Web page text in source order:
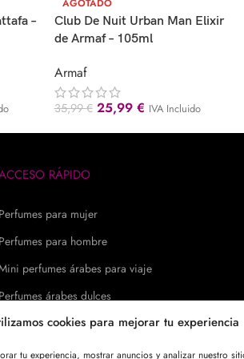
cookies para mejorar tu experiencia
tu experiencia, mostrar anuncios y analizar nuestro
–
AGOTADO
Club De Nuit Urban Man Elixir
de Armaf – 105ml
Armaf
35,99€ 25,99 € IVA Incluido
RÁPIDO
Perfumes para mujer
Perfumes para hombre
perfumes árabes para viaje
Perfumes árabes dulces
árabes cítricos
árabes afrutados